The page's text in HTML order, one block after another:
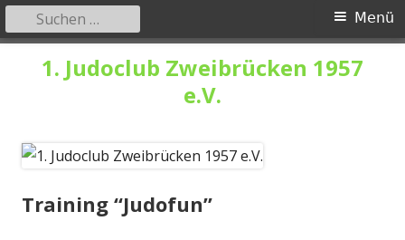
1. Judoclub Zweibrücken 1957
e.V.
Primäres
Menü
Menü
Suchen
nach:
Training “Judofun”